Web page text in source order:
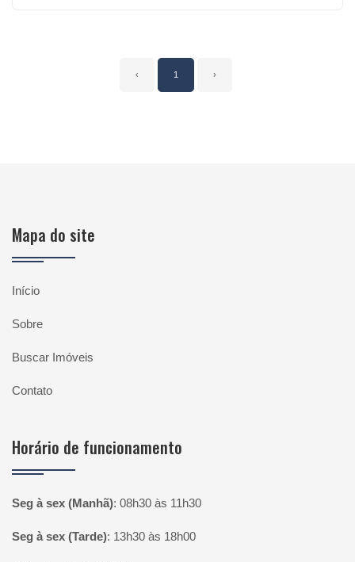
‹ 1 ›
Mapa do site
Início
Sobre
Buscar Imóveis
Contato
Horário de funcionamento
Seg à sex (Manhã): 08h30 às 11h30
Seg à sex (Tarde): 13h30 às 18h00